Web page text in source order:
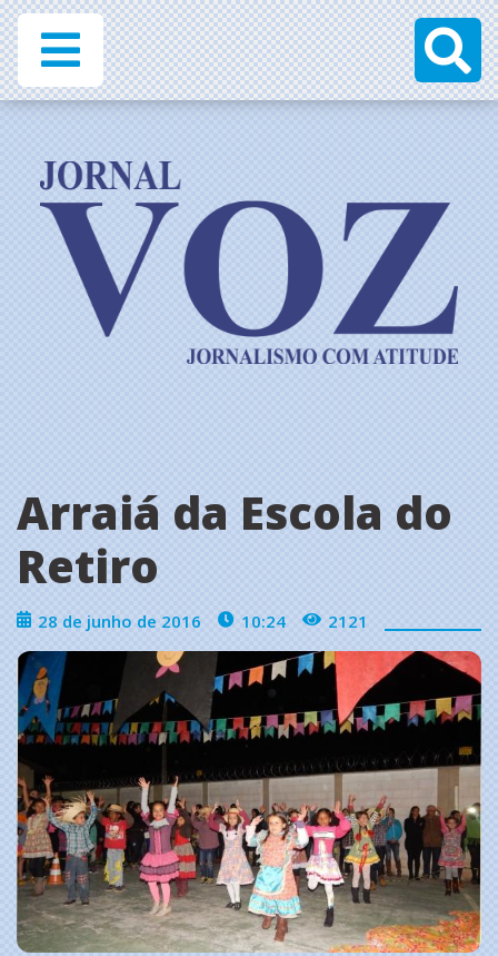
Arraiá da Escola do
Retiro
28 de junho de 2016 10:24 2121